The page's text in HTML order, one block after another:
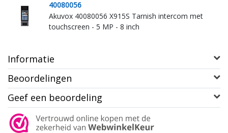
40080056
Akuvox 40080056 X915S Tarnish intercom met
touchscreen - 5 MP - 8 inch
Informatie
Beoordelingen
Geef een beoordeling